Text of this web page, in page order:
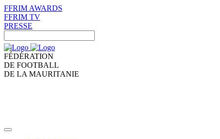
FFRIM AWARDS
FFRIM TV
PRESSE
FÉDÉRATION
DE FOOTBALL
DE LA MAURITANIE